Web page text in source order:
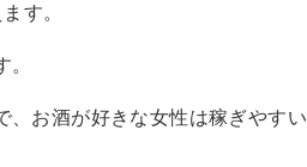
す。
、お酒が好きな女性は稼ぎやすい